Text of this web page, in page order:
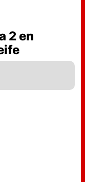
2 en